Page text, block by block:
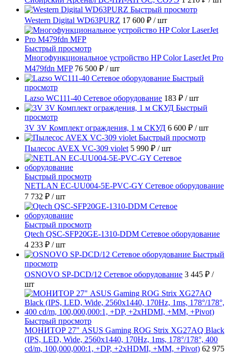
Быстрый просмотр
Western Digital WD63PURZ 17 600 ₽ / шт
Быстрый просмотр
Многофункциональное устройство HP Color LaserJet Pro
M479fdn MFP 76 500 ₽ / шт
Быстрый
просмотр
Lazso WC111-40 Сетевое оборудование 183 ₽ / шт
Быстрый
просмотр
3V 3V Комплект ограждения, 1 м СКУД 6 600 ₽ / шт
Быстрый просмотр
Пылесос AVEX VC-309 violet 5 990 ₽ / шт
Быстрый просмотр
NETLAN EC-UU004-5E-PVC-GY Сетевое оборудование
7 732 ₽ / шт
Быстрый просмотр
Qtech QSC-SFP20GE-1310-DDM Сетевое оборудование
4 233 ₽ / шт
Быстрый
просмотр
OSNOVO SP-DCD/12 Сетевое оборудование 3 445 ₽ /
шт
Быстрый просмотр
МОНИТОР 27" ASUS Gaming ROG Strix XG27AQ Black
(IPS, LED, Wide, 2560x1440, 170Hz, 1ms, 178°/178°, 400
cd/m, 100,000,000:1, +DP, +2хHDMI, +MM, +Pivot) 62 975